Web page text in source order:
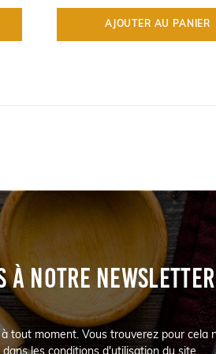
AJOUTER AU PANIER
À NOTRE NEWSLETTER
tout moment. Vous trouverez pour cela